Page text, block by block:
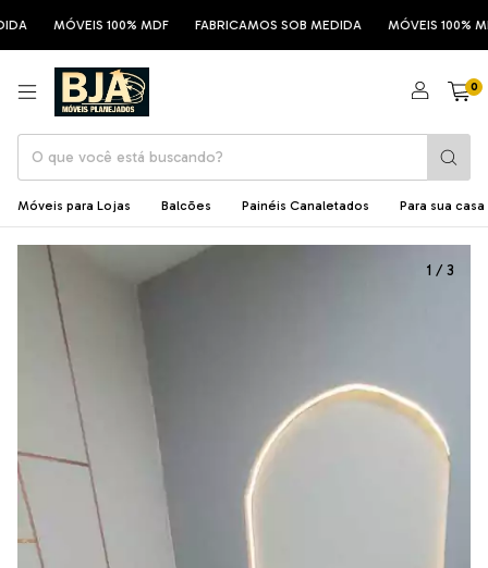
MÓVEIS 100% MDF FABRICAMOS SOB MEDIDA MÓVEIS 100% MDF
0
Móveis para Lojas Balcões Painéis Canaletados Para sua casa
1 / 3